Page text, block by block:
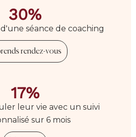
30%
séance de coaching
rendez-vous
17%
leur vie avec un suivi
sur 6 mois